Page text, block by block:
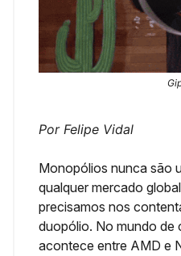
Por Felipe Vidal
Monopólios nunca são
qualquer mercado
precisamos nos
duopólio. No mundo de
acontece entre AMD e